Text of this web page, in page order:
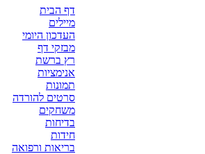
דף הבית
מיילים
העדכון היומי
מבזקי דף
רץ ברשת
אנימציות
תמונות
סרטים להורדה
משחקים
בדיחות
חידות
בריאות ורפואה